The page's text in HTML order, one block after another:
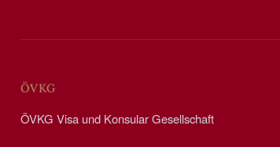
ÖVKG
ÖVKG Visa und Konsular Gesellschaft